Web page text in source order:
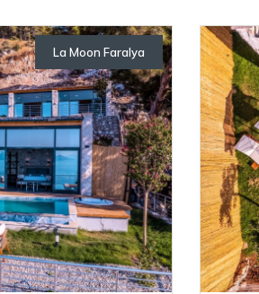
Otellerimiz
La Moon Faralya